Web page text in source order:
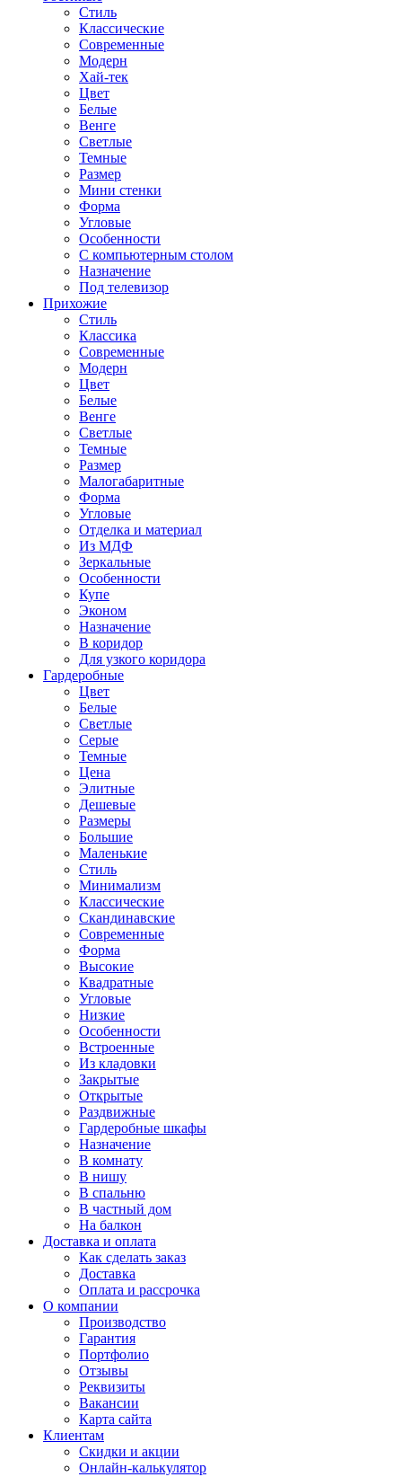
Стиль
Классические
Современные
Модерн
Хай-тек
Цвет
Белые
Венге
Светлые
Темные
Размер
Мини стенки
Форма
Угловые
Особенности
С компьютерным столом
Назначение
Под телевизор
Прихожие
Стиль
Классика
Современные
Модерн
Цвет
Белые
Венге
Светлые
Темные
Размер
Малогабаритные
Форма
Угловые
Отделка и материал
Из МДФ
Зеркальные
Особенности
Купе
Эконом
Назначение
В коридор
Для узкого коридора
Гардеробные
Цвет
Белые
Светлые
Серые
Темные
Цена
Элитные
Дешевые
Размеры
Большие
Маленькие
Стиль
Минимализм
Классические
Скандинавские
Современные
Форма
Высокие
Квадратные
Угловые
Низкие
Особенности
Встроенные
Из кладовки
Закрытые
Открытые
Раздвижные
Гардеробные шкафы
Назначение
В комнату
В нишу
В спальню
В частный дом
На балкон
Доставка и оплата
Как сделать заказ
Доставка
Оплата и рассрочка
О компании
Производство
Гарантия
Портфолио
Отзывы
Реквизиты
Вакансии
Карта сайта
Клиентам
Скидки и акции
Онлайн-калькулятор